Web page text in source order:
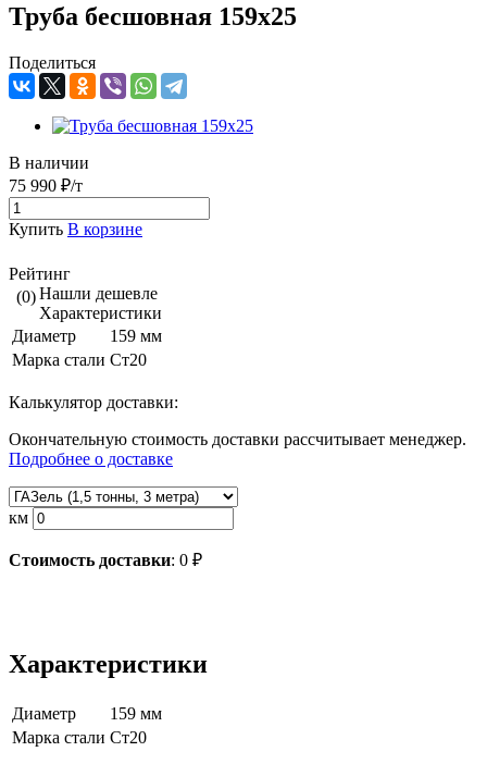
Труба бесшовная 159х25
Поделиться
В наличии
75 990 ₽/т
Купить В корзине
Рейтинг
(0)Нашли дешевле
Характеристики
Диаметр
159 мм
Марка стали Ст20
Калькулятор доставки:
Окончательную стоимость доставки рассчитывает менеджер.
Подробнее о доставке
км
Стоимость доставки: 0 ₽
Характеристики
Диаметр
159 мм
Марка стали Ст20